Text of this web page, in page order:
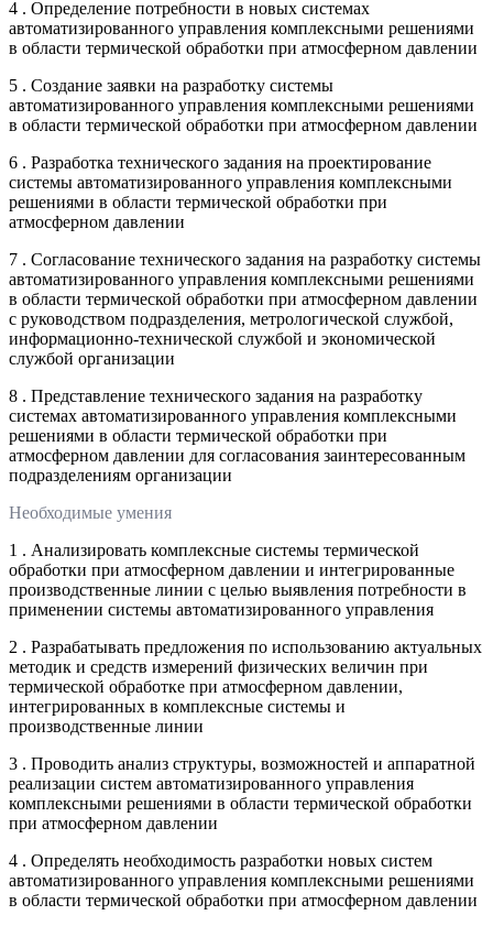
4 . Определение потребности в новых системах
автоматизированного управления комплексными решениями
в области термической обработки при атмосферном давлении
5 . Создание заявки на разработку системы
автоматизированного управления комплексными решениями
в области термической обработки при атмосферном давлении
6 . Разработка технического задания на проектирование
системы автоматизированного управления комплексными
решениями в области термической обработки при
атмосферном давлении
7 . Согласование технического задания на разработку системы
автоматизированного управления комплексными решениями
в области термической обработки при атмосферном давлении
с руководством подразделения, метрологической службой,
информационно-технической службой и экономической
службой организации
8 . Представление технического задания на разработку
системах автоматизированного управления комплексными
решениями в области термической обработки при
атмосферном давлении для согласования заинтересованным
подразделениям организации
Необходимые умения
1 . Анализировать комплексные системы термической
обработки при атмосферном давлении и интегрированные
производственные линии с целью выявления потребности в
применении системы автоматизированного управления
2 . Разрабатывать предложения по использованию актуальных
методик и средств измерений физических величин при
термической обработке при атмосферном давлении,
интегрированных в комплексные системы и
производственные линии
3 . Проводить анализ структуры, возможностей и аппаратной
реализации систем автоматизированного управления
комплексными решениями в области термической обработки
при атмосферном давлении
4 . Определять необходимость разработки новых систем
автоматизированного управления комплексными решениями
в области термической обработки при атмосферном давлении